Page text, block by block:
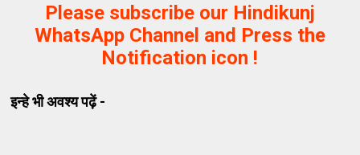
Please subscribe our Hindikunj
WhatsApp Channel and Press the
Notification icon !
इन्हे भी अवश्य पढ़ें -